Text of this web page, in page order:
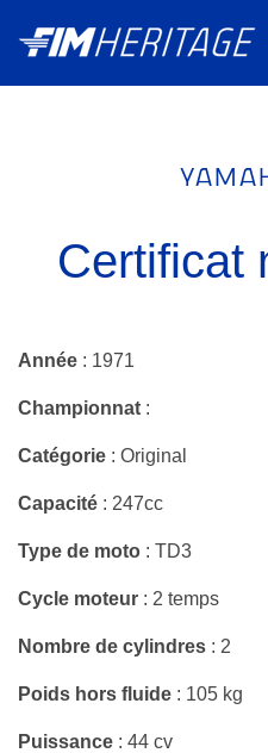
Certificat
Année : 1971
Championnat :
Catégorie : Original
Capacité : 247cc
Type de moto : TD3
Cycle moteur : 2 temps
Nombre de cylindres : 2
Poids hors fluide : 105 kg
Puissance : 44 cv